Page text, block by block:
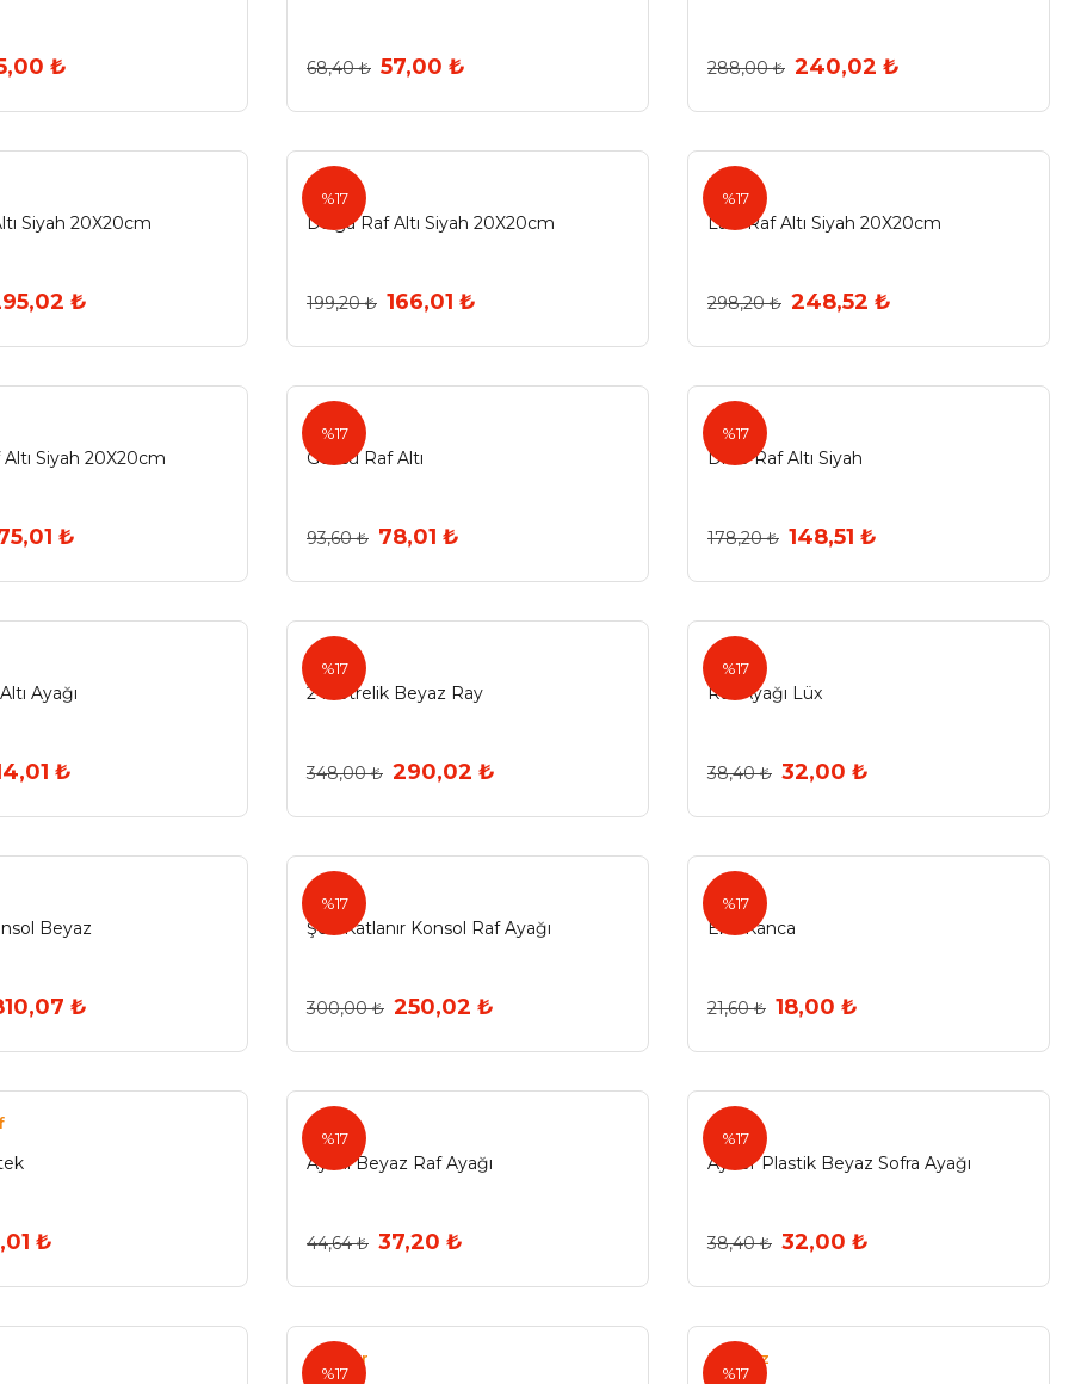
₺ 68,40 ₺ 57,00 ₺ 288,00 ₺ 240,02 ₺
Siyah 20X20cm
₺
%17
Ermo
Dalga Raf Altı Siyah 20X20cm
199,20 ₺ 166,01 ₺
%17
Ermo
Lale Raf Altı Siyah 20X20cm
298,20 ₺ 248,52 ₺
Siyah 20X20cm
₺
%17
Ermo
Göksu Raf Altı
93,60 ₺ 78,01 ₺
%17
Agt
Dicle Raf Altı Siyah
178,20 ₺ 148,51 ₺
Ayağı
₺
%17
2 Metrelik Beyaz Ray
348,00 ₺ 290,02 ₺
%17
Raf Ayağı Lüx
38,40 ₺ 32,00 ₺
Beyaz
₺
%17
Şen
Şen Katlanır Konsol Raf Ayağı
300,00 ₺ 250,02 ₺
%17
Eko Kanca
21,60 ₺ 18,00 ₺
₺
%17
Odak
Ayarlı Beyaz Raf Ayağı
44,64 ₺ 37,20 ₺
%17
Ayder
Ayder Plastik Beyaz Sofra Ayağı
38,40 ₺ 32,00 ₺
%17
Albatur
%17
Eryıldız